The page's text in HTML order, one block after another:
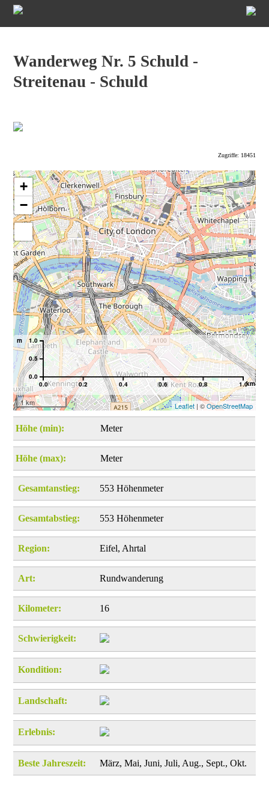
Wanderweg Nr. 5 Schuld -
Streitenau - Schuld
Zugriffe: 18451
+
−
0.0 0.2 0.4 0.6 0.8 1.0km
0.0
0.5
1.0
m
1 km Leaflet| ©OpenStreetMap
Höhe (min): Meter
Höhe (max): Meter
Gesamtanstieg: 553 Höhenmeter
Gesamtabstieg: 553 Höhenmeter
Region: Eifel, Ahrtal
Art: Rundwanderung
Kilometer: 16
Schwierigkeit:
Kondition:
Landschaft:
Erlebnis:
Beste Jahreszeit: März, Mai, Juni, Juli, Aug., Sept., Okt.